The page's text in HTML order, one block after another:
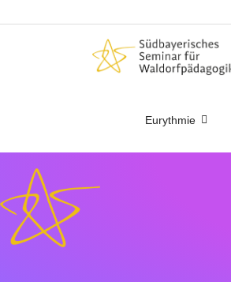
Eurythmie